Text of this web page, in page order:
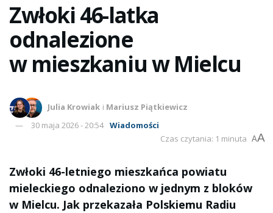
Zwłoki 46-latka
odnalezione
w mieszkaniu w Mielcu
Julia Krowiak i Mariusz Piątkiewicz
30 maja 2026 - 20:54 Wiadomości
Czas czytania: 1 minuta AA
Zwłoki 46-letniego mieszkańca powiatu
mieleckiego odnaleziono w jednym z bloków
w Mielcu. Jak przekazała Polskiemu Radiu